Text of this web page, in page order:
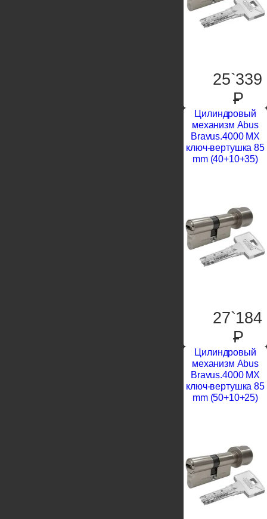
25`339
P
Цилиндровый
механизм Abus
Bravus.4000 MX
ключ-вертушка 85
mm (40+10+35)
27`184
P
Цилиндровый
механизм Abus
Bravus.4000 MX
ключ-вертушка 85
mm (50+10+25)